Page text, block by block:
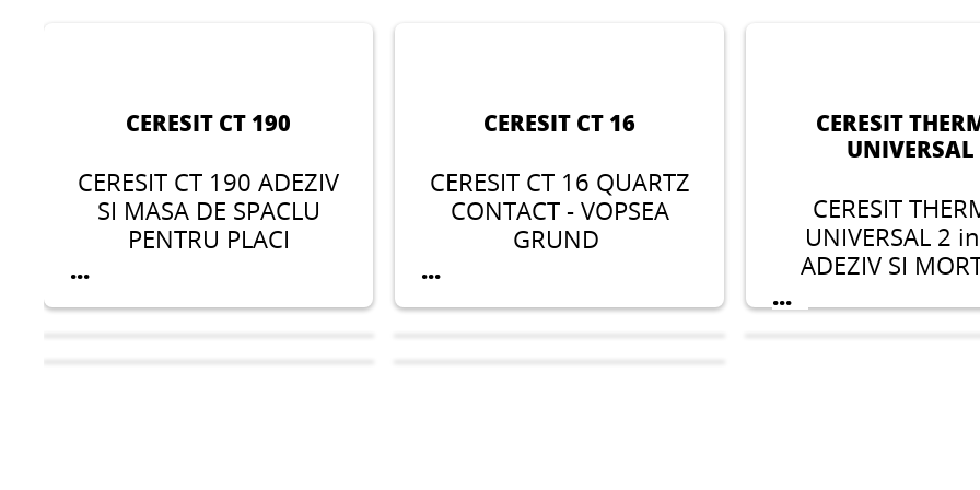
CERESIT CT 190
CERESIT CT 190 ADEZIV
SI MASA DE SPACLU
PENTRU PLACI
...
CERESIT CT 16
CERESIT CT 16 QUARTZ
CONTACT - VOPSEA
GRUND
...
CERESIT
UNIVERSAL
CERESIT
UNIVERSAL 2
ADEZIV SI
...